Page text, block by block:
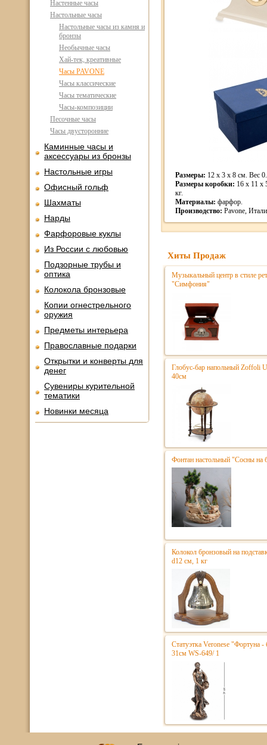
Настенные часы
Настольные часы
Настольные часы из камня и
бронзы
Необычные часы
Хай-тек, креативные
Часы PAVONE
Часы классические
Часы тематические
Часы-композиции
Песочные часы
Часы двусторонние
Каминные часы и
аксессуары из бронзы
Настольные игры
Офисный гольф
Шахматы
Нарды
Фарфоровые куклы
Из России с любовью
Подзорные трубы и
оптика
Колокола бронзовые
Копии огнестрельного
оружия
Предметы интерьера
Православные подарки
Открытки и конверты для
денег
Сувениры курительной
тематики
Новинки месяца
Размеры: 12 x 3 x 8 см. Вес
Размеры коробки: 16 x 11 x
кг.
Материалы: фарфор.
Производство: Pavone,
Хиты Продаж
Музыкальный центр в стиле
"Симфония"
Глобус-бар напольный Zoffoli
40см
Фонтан настольный "Сосны на
Колокол бронзовый на
d12 см, 1 кг
Статуэтка Veronese "Фортуна
31см WS-649/ 1